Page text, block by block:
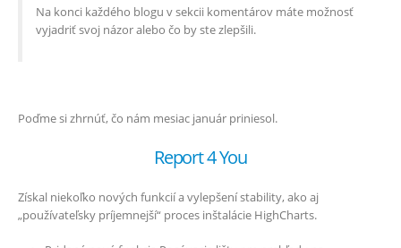
Na konci každého blogu v sekcii komentárov máte možnosť
vyjadriť svoj názor alebo čo by ste zlepšili.
Poďme si zhrnúť, čo nám mesiac január priniesol.
Report 4 You
Získal niekoľko nových funkcií a vylepšení stability, ako aj
„používateľsky príjemnejší“ proces inštalácie HighCharts.